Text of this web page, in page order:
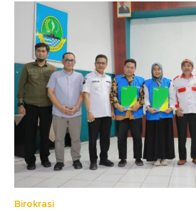
Birokrasi